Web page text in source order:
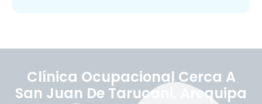
Clínica Ocupacional Cerca A
San Juan De Tarucani, Arequipa